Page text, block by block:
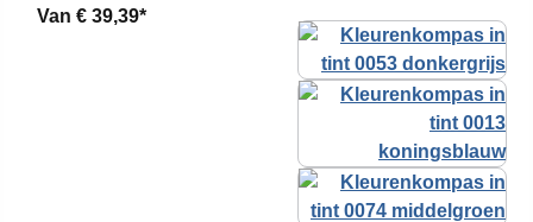
Van € 39,39*